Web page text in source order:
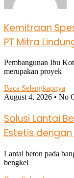
Kemitraan
PT Mitra
Pembangunan Ibu
merupakan proyek
Baca Selengkapnya
August 4, 2026
No
Solusi Lantai
Estetis
Lantai beton pada
bengkel